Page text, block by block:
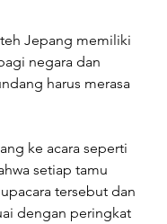
Jepang memiliki
negara dan
harus merasa
ke acara seperti
setiap tamu
tersebut dan
dengan peringkat